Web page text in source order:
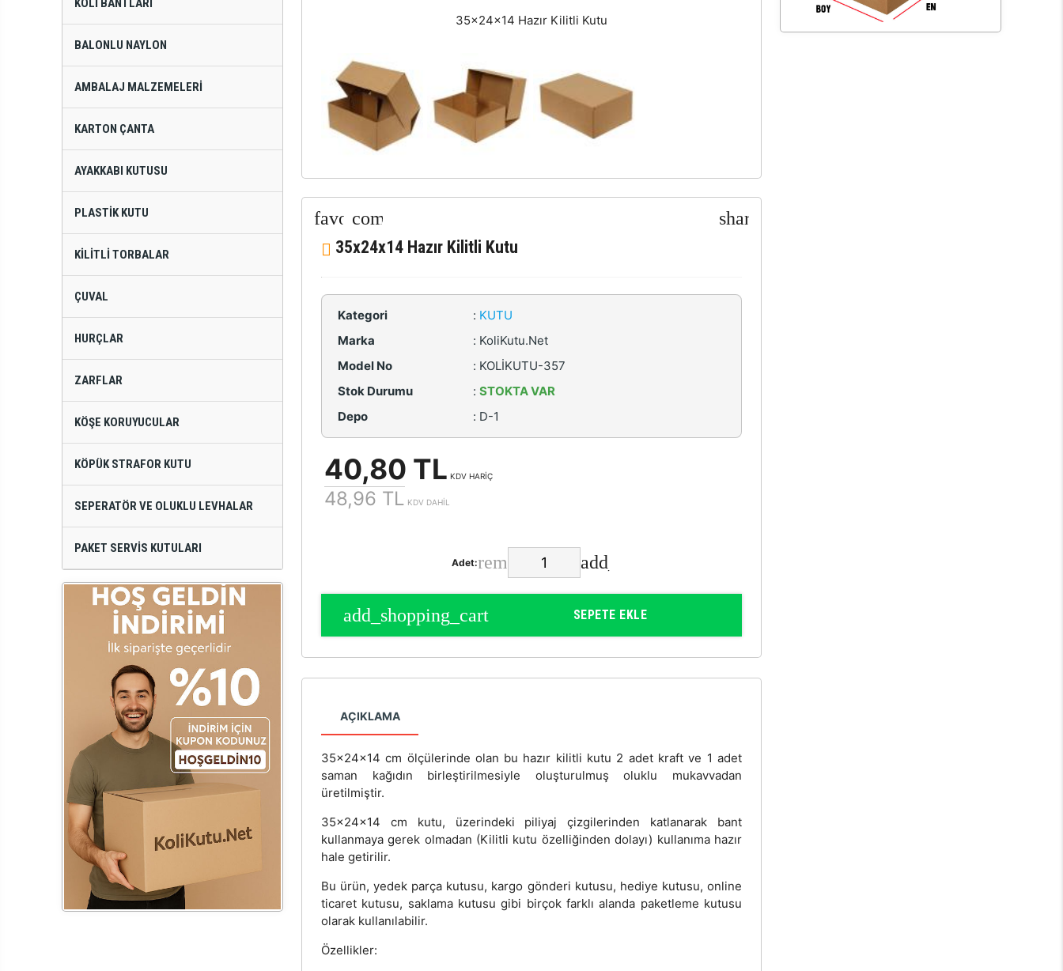
KOLI BANTLARI
BALONLU NAYLON
AMBALAJ MALZEMELERI
KARTON ÇANTA
AYAKKABI KUTUSU
PLASTIK KUTU
KILITLI TORBALAR
ÇUVAL
HURÇLAR
ZARFLAR
KÖŞE KORUYUCULAR
KÖPÜK STRAFOR KUTU
SEPERATÖR VE OLUKLU LEVHALAR
PAKET SERVIS KUTULARI
35x24x14 Hazır Kilitli Kutu
35x24x14 Hazır Kilitli Kutu
Kategori : KUTU
Marka
: KoliKutu.Net
Model No
: KOLİKUTU-357
Stok Durumu
: STOKTA VAR
Depo
: D-1
40,80 TL KDV HARİÇ
48,96 TL KDV DAHİL
Adet:
SEPETE EKLE
AÇIKLAMA
35x24x14 cm ölçülerinde olan bu hazır kilitli kutu 2 adet kraft ve 1 adet
saman kağıdın birleştirilmesiyle oluşturulmuş oluklu mukavvadan
üretilmiştir.
35x24x14 cm kutu, üzerindeki piliyaj çizgilerinden katlanarak bant
kullanmaya gerek olmadan (Kilitli kutu özelliğinden dolayı) kullanıma hazır
hale getirilir.
Bu ürün, yedek parça kutusu, kargo gönderi kutusu, hediye kutusu, online
ticaret kutusu, saklama kutusu gibi birçok farklı alanda paketleme kutusu
olarak kullanılabilir.
Özellikler: